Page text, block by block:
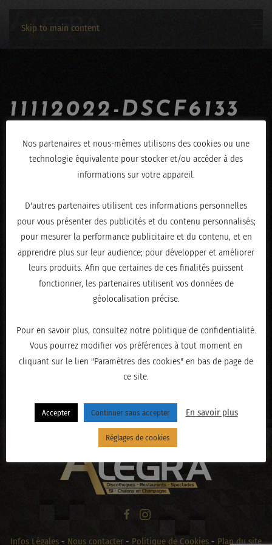
Skip to main content
11112022-DSCF6133
ÉCRIT LE NOVEMBRE 17, 2022.
Infos Légales - Nous contacter - Politique de Cookies - Plan du site
Nos partenaires et nous-mêmes utilisons des cookies ou une
technologie équivalente pour stocker et/ou accéder à des
informations sur votre appareil.
D'autres partenaires utilisent ces informations personnelles
pour vous présenter des publicités et du contenu personnalisés;
pour mesurer la performance publicitaire et du contenu, et en
apprendre plus sur leur audience; pour développer et améliorer
leurs produits. Afin que certaines de ces finalités puissent
fonctionner, les partenaires utilisent vos données de
géolocalisation précise.
Pour en savoir plus, consultez notre politique de confidentialité.
Vous pourrez modifier vos préférences à tout moment en
cliquant sur le lien "Paramètres des cookies" en bas de page de
ce site.
Accepter Continuer sans accepter En savoir plus
Réglages de cookies